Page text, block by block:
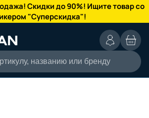
Скидки до 90%! Ищите товар со
"Суперскидка"!
названию или бренду